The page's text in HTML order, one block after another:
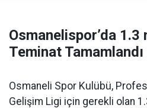
Osmanelispor’da 1.3
Teminat Tamamlandı
Osmaneli Spor Kulübü,
Gelişim Ligi için gerekli olan